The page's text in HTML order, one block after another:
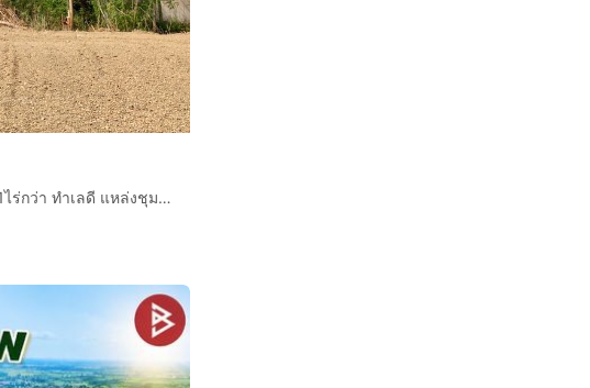
ให้เช่าที่ดินเปล่า ทำเลทอง อยู่หลังปั๊มPT เนื้อที่1ไร่กว่า ทำเลดี แหล่งชุมชน ติดวัดตะคร้ำเอน